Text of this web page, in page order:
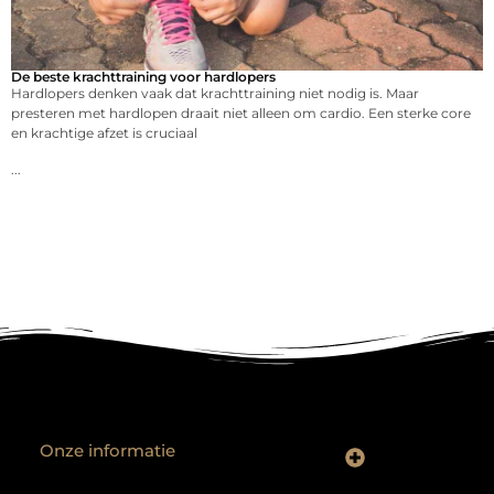
De beste krachttraining voor hardlopers
Hardlopers denken vaak dat krachttraining niet nodig is. Maar
presteren met hardlopen draait niet alleen om cardio. Een sterke core
en krachtige afzet is cruciaal
Onze informatie